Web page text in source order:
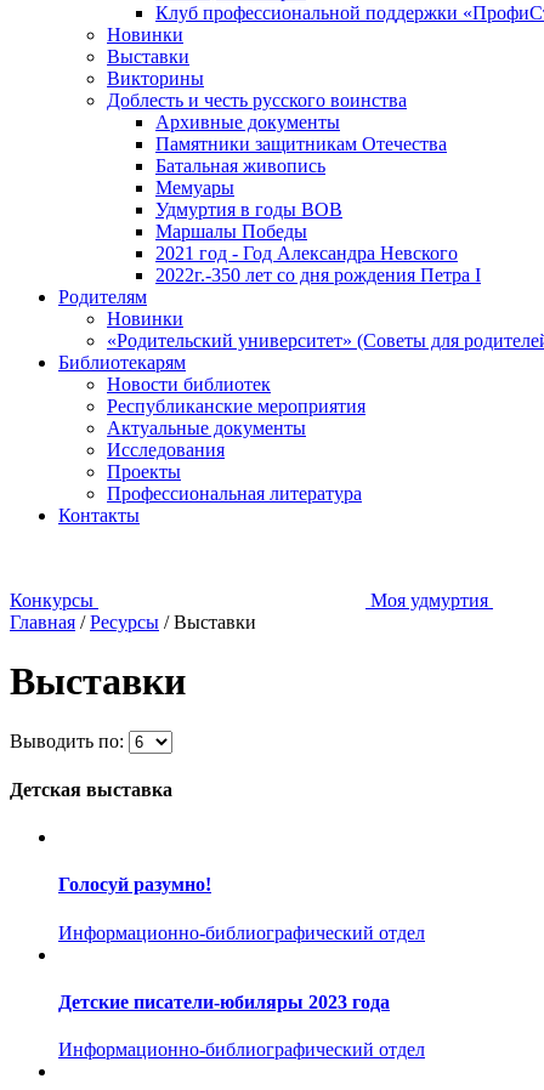
Клуб профессиональной поддержки
Новинки
Выставки
Викторины
Доблесть и честь русского воинства
Архивные документы
Памятники защитникам Отечества
Батальная живопись
Мемуары
Удмуртия в годы ВОВ
Маршалы Победы
2021 год - Год Александра Невского
2022г.-350 лет со дня рождения Петра I
Родителям
Новинки
«Родительский университет» (Советы для
Библиотекарям
Новости библиотек
Республиканские мероприятия
Актуальные документы
Исследования
Проекты
Профессиональная литература
Контакты
Конкурсы Моя удмуртия
Главная /Ресурсы /Выставки
Выставки
Выводить по:
Детская выставка
Голосуй разумно!
Информационно-библиографический отдел
Детские писатели-юбиляры 2023 года
Информационно-библиографический отдел